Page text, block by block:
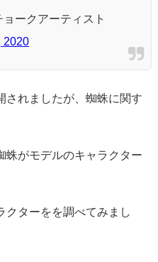
ークアーティスト
2020
されましたが、蜘蛛に関す
蛛がモデルのキャラクター
ターをを調べてみまし